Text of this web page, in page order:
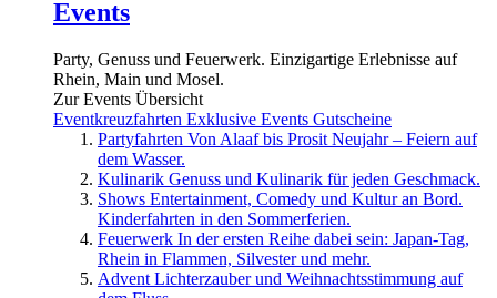
Events
Party, Genuss und Feuerwerk. Einzigartige Erlebnisse auf
Rhein, Main und Mosel.
Zur Events Übersicht
Eventkreuzfahrten Exklusive Events Gutscheine
Partyfahrten Von Alaaf bis Prosit Neujahr – Feiern auf
dem Wasser.
Kulinarik Genuss und Kulinarik für jeden Geschmack.
Shows Entertainment, Comedy und Kultur an Bord.
Kinderfahrten in den Sommerferien.
Feuerwerk In der ersten Reihe dabei sein: Japan-Tag,
Rhein in Flammen, Silvester und mehr.
Advent Lichterzauber und Weihnachtsstimmung auf